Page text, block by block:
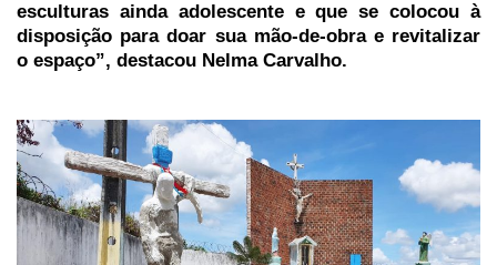
esculturas ainda adolescente e que se colocou à
disposição para doar sua mão-de-obra e revitalizar
o espaço”, destacou Nelma Carvalho.